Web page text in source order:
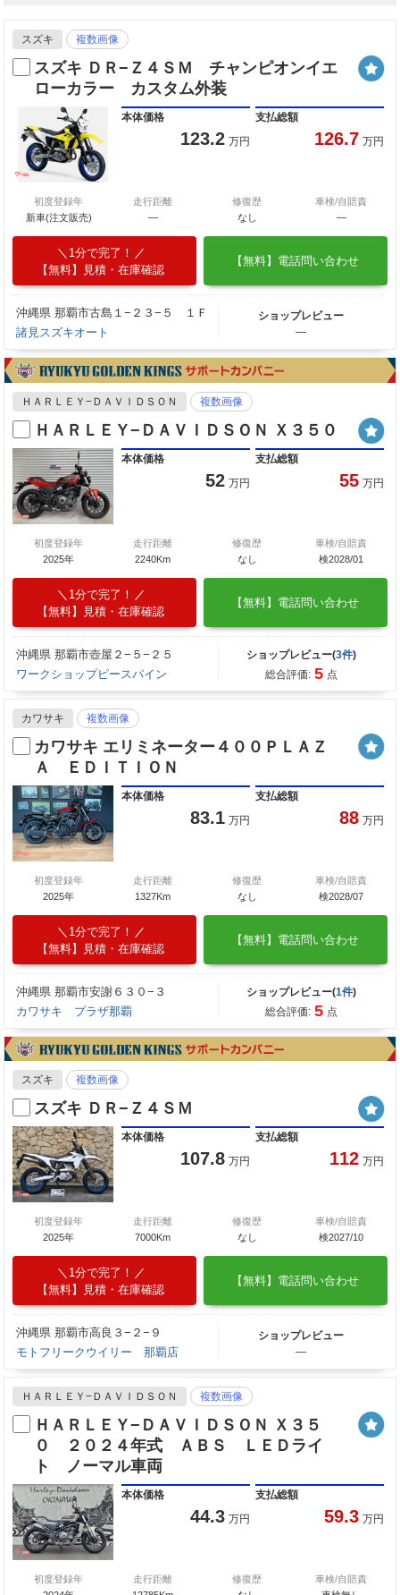
スズキ 複数画像
スズキ ＤＲ−Ｚ４ＳＭ チャンピオンイエ
ローカラー カスタム外装
本体価格
123.2 万円
支払総額
126.7 万円
初度登録年
新車(注文販売)
走行距離
―
修復歴
なし
車検/自賠責
―
1分で完了！
【無料】見積・在庫確認
【無料】電話問い合わせ
沖縄県 那覇市古島１−２３−５ １Ｆ
諸見スズキオート
ショップレビュー
―
ＨＡＲＬＥＹ−ＤＡＶＩＤＳＯＮ 複数画像
ＨＡＲＬＥＹ−ＤＡＶＩＤＳＯＮ Ｘ３５０
本体価格
52 万円
支払総額
55 万円
初度登録年
2025年
走行距離
2240Km
修復歴
なし
車検/自賠責
検2028/01
1分で完了！
【無料】見積・在庫確認
【無料】電話問い合わせ
沖縄県 那覇市壺屋２−５−２５
ワークショップピースパイン
ショップレビュー(3件)
総合評価: 5 点
カワサキ 複数画像
カワサキ エリミネーター４００ＰＬＡＺ
Ａ ＥＤＩＴＩＯＮ
本体価格
83.1 万円
支払総額
88 万円
初度登録年
2025年
走行距離
1327Km
修復歴
なし
車検/自賠責
検2028/07
1分で完了！
【無料】見積・在庫確認
【無料】電話問い合わせ
沖縄県 那覇市安謝６３０−３
カワサキ プラザ那覇
ショップレビュー(1件)
総合評価: 5 点
スズキ 複数画像
スズキ ＤＲ−Ｚ４ＳＭ
本体価格
107.8 万円
支払総額
112 万円
初度登録年
2025年
走行距離
7000Km
修復歴
なし
車検/自賠責
検2027/10
1分で完了！
【無料】見積・在庫確認
【無料】電話問い合わせ
沖縄県 那覇市高良３−２−９
モトフリークウイリー 那覇店
ショップレビュー
―
ＨＡＲＬＥＹ−ＤＡＶＩＤＳＯＮ 複数画像
ＨＡＲＬＥＹ−ＤＡＶＩＤＳＯＮ Ｘ３５
０ ２０２４年式 ＡＢＳ ＬＥＤライ
ト ノーマル車両
本体価格
44.3 万円
支払総額
59.3 万円
初度登録年
走行距離
修復歴
車検/自賠責